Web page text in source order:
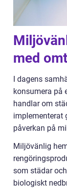
med
I dagens
konsumera på
handlar om
implementerat
påverkan på
Miljövänlig
som städar
biologiskt